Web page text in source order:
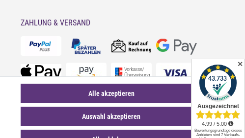
ZAHLUNG & VERSAND
Auswahl akzeptieren
Alle akzeptieren
✕